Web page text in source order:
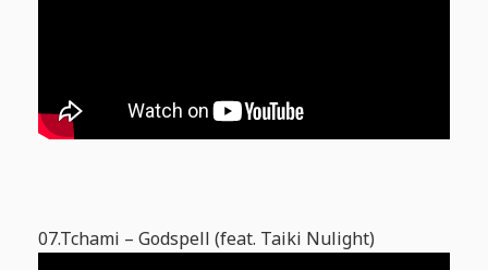
07.Tchami – Godspell (feat. Taiki Nulight)